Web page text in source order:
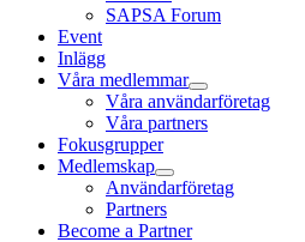
SAPSA Forum
Event
Inlägg
Våra medlemmar
Våra användarföretag
Våra partners
Fokusgrupper
Medlemskap
Användarföretag
Partners
Become a Partner